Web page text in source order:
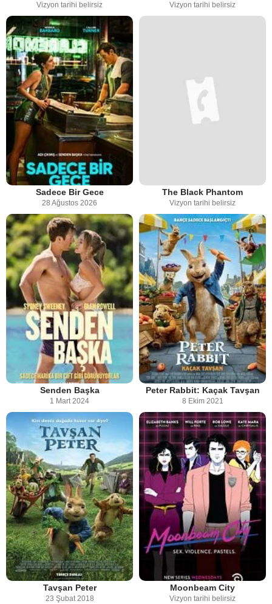
Vizyon tarihi belirsiz Vizyon tarihi belirsiz
Sadece Bir Gece
28 Ağustos 2026
The Black Phantom
Vizyon tarihi belirsiz
Senden Başka
1 Mart 2024
Peter Rabbit: Kaçak Tavşan
8 Ekim 2021
Tavşan Peter
23 Şubat 2018
Moonbeam City
Vizyon tarihi belirsiz